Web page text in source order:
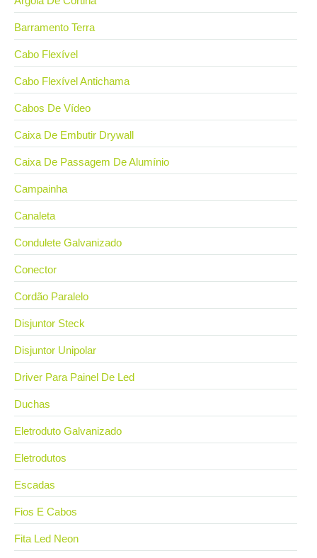
Barramento Terra
Cabo Flexível
Cabo Flexível Antichama
Cabos De Vídeo
Caixa De Embutir Drywall
Caixa De Passagem De Alumínio
Campainha
Canaleta
Condulete Galvanizado
Conector
Cordão Paralelo
Disjuntor Steck
Disjuntor Unipolar
Driver Para Painel De Led
Duchas
Eletroduto Galvanizado
Eletrodutos
Escadas
Fios E Cabos
Fita Led Neon